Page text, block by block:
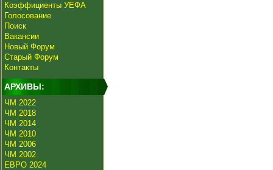
Коэффициенты УЕФА
Голосование
Поиск
Вакансии
Новый Форум
Старый Форум
Контакты
АРХИВЫ:
ЧМ 2022
ЧМ 2018
ЧМ 2014
ЧМ 2010
ЧМ 2006
ЧМ 2002
ЕВРО 2024